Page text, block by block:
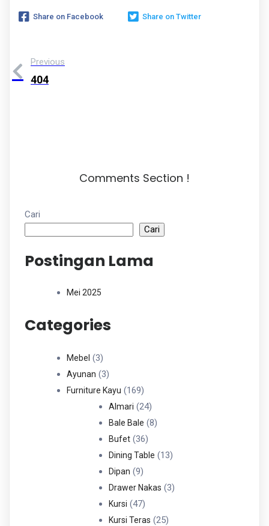
Share on Facebook Share on Twitter
Previous
404
Comments Section !
Cari
Cari
Postingan Lama
Mei 2025
Categories
Mebel 33
Produk
Ayunan 33
Produk
Furniture Kayu 169169
Produk
Almari 2424
Produk
Bale Bale 88
Bufet 3636
Produk
Dining Table 1313
Dipan 99
Produk
Drawer Nakas 33
Kursi 4747
Produk
Kursi Teras 2525